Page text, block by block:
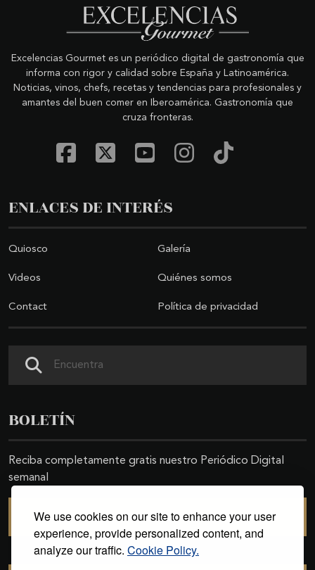
We use cookies on our site to enhance your user
experience, provide personalized content, and
analyze our traffic. Cookie Policy.
Excelencias Gourmet es un periódico digital de gastronomía que
informa con rigor y calidad sobre España y Latinoamérica.
Noticias, vinos, chefs, recetas y tendencias para profesionales y
amantes del buen comer en Iberoamérica. Gastronomía que
cruza fronteras.
ENLACES DE INTERÉS
Quiosco Galería
Videos Quiénes somos
Contact Política de privacidad
BOLETÍN
Reciba completamente gratis nuestro Periódico Digital
semanal
SUSCRIBIRSE